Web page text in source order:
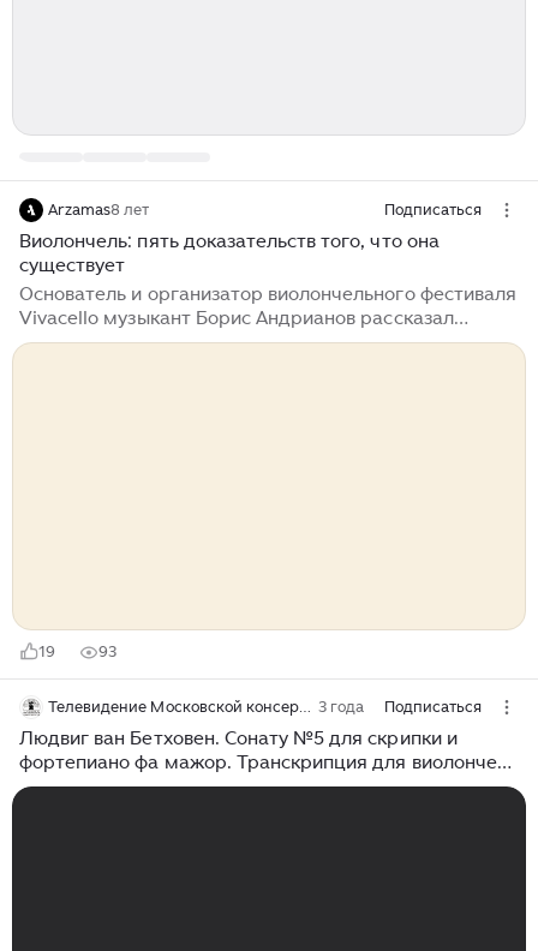
Arzamas8 лет Подписаться
Виолончель: пять доказательств того, что она
существует
Основатель и организатор виолончельного фестиваля
Vivacello музыкант Борис Андрианов рассказал
о произведениях, которые помогут
19 93
Телевидение Московской консерватории 3 года Подписаться
Людвиг ван Бетховен. Сонату №5 для скрипки и
фортепиано фа мажор. Транскрипция для виолончели
и фортепиано Александра Князева